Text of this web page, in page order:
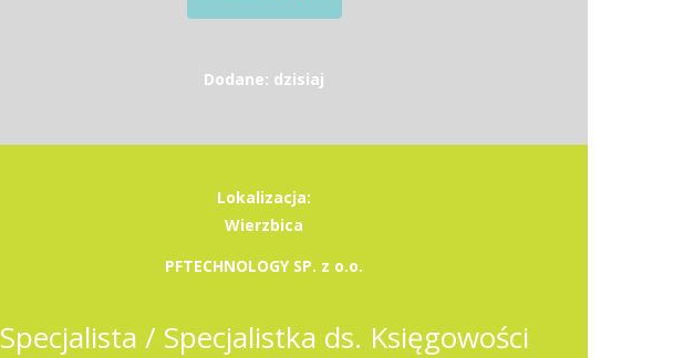
Dodane: dzisiaj
Lokalizacja:
Wierzbica
PFTECHNOLOGY SP. z o.o.
Specjalista / Specjalistka ds. Księgowości